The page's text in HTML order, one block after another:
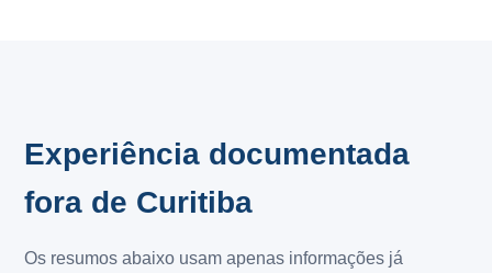
Experiência documentada
fora de Curitiba
Os resumos abaixo usam apenas informações já